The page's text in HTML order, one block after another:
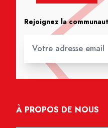
Rejoignez la
À PROPOS DE NOUS